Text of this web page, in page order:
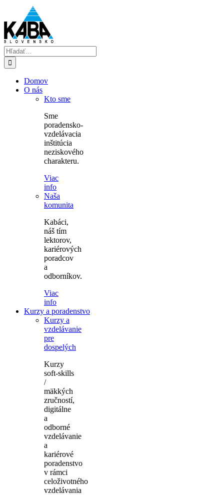
content
Hľadať:
Domov
O nás
Kto sme
Sme
poradensko-
vzdelávacia
inštitúcia
neziskového
charakteru.
Viac
info
Naša
komunita
Kabáci,
náš tím
lektorov,
kariérových
poradcov
a
odborníkov.
Viac
info
Kurzy a poradenstvo
Kurzy a
vzdelávanie
pre
dospelých
Kurzy
soft-skills
/
mäkkých
zručností,
digitálne
a
odborné
vzdelávanie
a
kariérové
poradenstvo
v rámci
celoživotného
vzdelávania